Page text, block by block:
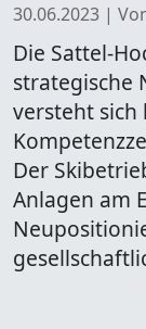
30.06.2023 |
Die Sattel-
strategische
versteht
Der
Anlagen am